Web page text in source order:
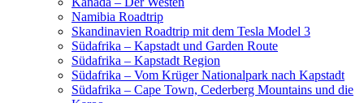
Namibia Roadtrip
Skandinavien Roadtrip mit dem Tesla Model 3
Südafrika – Kapstadt und Garden Route
Südafrika – Kapstadt Region
Südafrika – Vom Krüger Nationalpark nach Kapstadt
Südafrika – Cape Town, Cederberg Mountains und die